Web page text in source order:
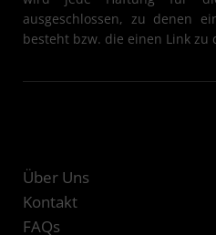
ausgeschlossen, zu denen
besteht bzw. die einen Link zu
Über Uns
Kontakt
FAQs